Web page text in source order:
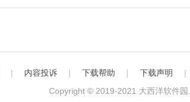
| 内容投诉 | 下载帮助 | 下载声明 |
Copyright © 2019-2021 大西洋软件园